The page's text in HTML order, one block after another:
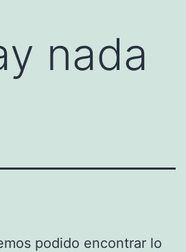
nada
podido encontrar lo